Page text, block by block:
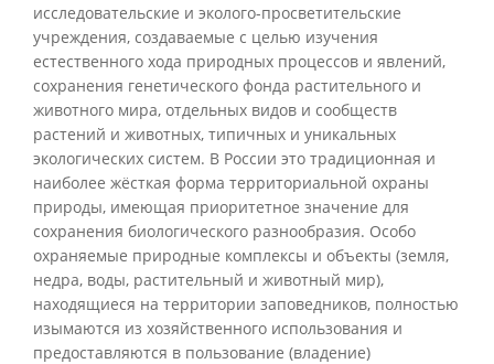
исследовательские и эколого-просветительские
учреждения, создаваемые с целью изучения
естественного хода природных процессов и явлений,
сохранения генетического фонда растительного и
животного мира, отдельных видов и сообществ
растений и животных, типичных и уникальных
экологических систем. В России это традиционная и
наиболее жёсткая форма территориальной охраны
природы, имеющая приоритетное значение для
сохранения биологического разнообразия. Особо
охраняемые природные комплексы и объекты (земля,
недра, воды, растительный и животный мир),
находящиеся на территории заповедников, полностью
изымаются из хозяйственного использования и
предоставляются в пользование (владение)